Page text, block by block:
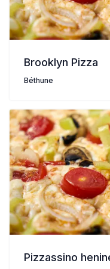
Brooklyn Pizza
Béthune
Pizzassino